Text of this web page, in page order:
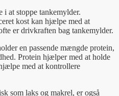
i at stoppe tankemylder.
kost kan hjælpe med at
er drivkraften bag tankemylder.
en passende mængde protein,
Protein hjælper med at holde
med at kontrollere
som laks og makrel, er også